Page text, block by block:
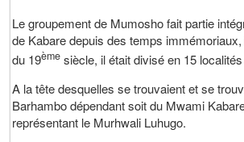
Le groupement de Mumosho fait partie
de Kabare depuis des temps
du 19ème siècle, il était divisé en 15
A la tête desquelles se trouvaient et se
Barhambo dépendant soit du Mwami
représentant le Murhwali Luhugo.